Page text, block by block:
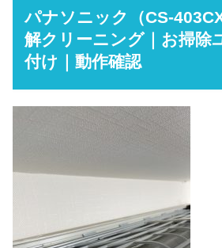
パナソニック（CS-
解クリーニング｜お掃除
付け｜動作確認